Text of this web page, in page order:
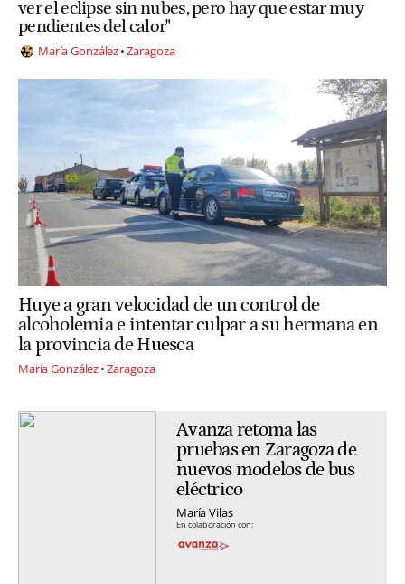
ver el eclipse sin nubes, pero hay que estar muy
pendientes del calor"
María González Zaragoza
Huye a gran velocidad de un control de
alcoholemia e intentar culpar a su hermana en
la provincia de Huesca
María González Zaragoza
Avanza retoma las
pruebas en Zaragoza de
nuevos modelos de bus
eléctrico
María Vilas
En colaboración con: